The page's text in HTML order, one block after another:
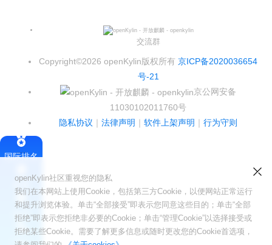
交流群
Copyright©2026 openKylin版权所有 京ICP备2020036654
号-21
京公网安备
11030102011760号
隐私协议
法律声明 软件上架声明 行为守则
openKylin社区重视您的隐私
我们在本网站上使用Cookie，包括第三方Cookie，以便网站正常运行
和提升浏览体验。单击“全部接受”即表示您同意这些目的；单击“全部
拒绝”即表示您拒绝非必要的Cookie；单击“管理Cookie”以选择接受或
拒绝某些Cookie。需要了解更多信息或随时更改您的Cookie首选项，
国际排名
签署
会员
SIG